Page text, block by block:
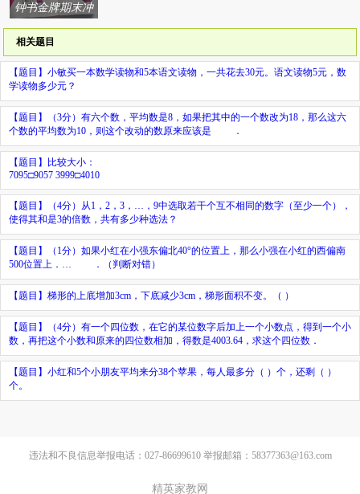
钟书金牌期末冲
刺100分系列答案
相关题目
【题目】 小敏买一本数学读物和5本语文读物，一共花去30元。语文读物5元，数
学读物多少元？
【题目】
（3分）有六个数，平均数是8，如果把其中的一个数改为18，那么这六
个数的平均数为10，则这个改动的数原来应该是
．
【题目】比较大小：
7095□9057 3999□4010
【题目】
（4分）从1，2，3，…，9中选取若干个互不相同的数字（至少一个），
使得其和是3的倍数，共有多少种选法？
【题目】
（1分）如果小红在小强东偏北40°的位置上，那么小强在小红的西偏南
500位置上．… ．（判断对错）
【题目】梯形的上底增加3cm，下底减少3cm，梯形面积不变。（ ）
【题目】
（4分）有一个四位数，在它的某位数字后加上一个小数点，得到一个小
数，再把这个小数和原来的四位数相加，得数是4003.64，求这个四位数．
【题目】 小红和5个小朋友平均来分38个苹果，每人最多分（ ）个，还剩（ ）
个。
违法和不良信息举报电话：027-86699610 举报邮箱：58377363@163.com
精英家教网